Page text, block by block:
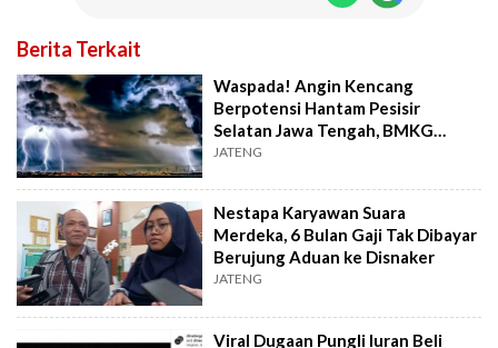
Berita Terkait
Waspada! Angin Kencang
Berpotensi Hantam Pesisir
Selatan Jawa Tengah, BMKG
Ungkap Penyebabnya
JATENG
Nestapa Karyawan Suara
Merdeka, 6 Bulan Gaji Tak Dibayar
Berujung Aduan ke Disnaker
JATENG
Viral Dugaan Pungli Iuran Beli